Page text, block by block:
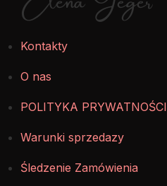
Kontakty
O nas
POLITYKA PRYWATNOŚCI
Warunki sprzedazy
Śledzenie Zamówienia